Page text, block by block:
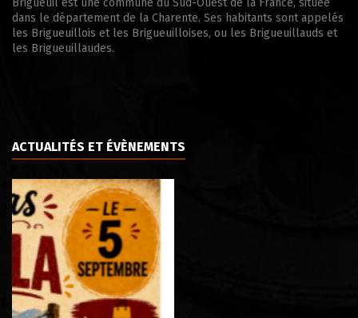
Brigueuil est une commune du Sud-Ouest de la France, située
dans le département de la Charente. Ses habitants sont appelés
les Brigueuillois et les Brigueuilloises, ou les Brigueuillauds et
les Brigueuillaudes.
ACTUALITÉS ET ÉVÈNEMENTS